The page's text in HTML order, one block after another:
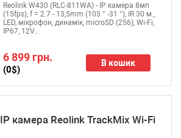
6 899 грн.
(0$)
В кошик
Reolink W430 (RLC-811WA) - IP камера 8мп
(15fps), f = 2.7 - 13,5mm (105 ° -31 °), IR 30 м.,
LED, мікрофон, динамік, microSD (256), Wi-Fi,
IP67, 12V...
IP камера Reolink TrackMix Wi-Fi